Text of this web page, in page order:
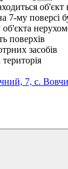
об'єкт
7-му поверсі
об'єкта
поверхів
засобів
7, с.